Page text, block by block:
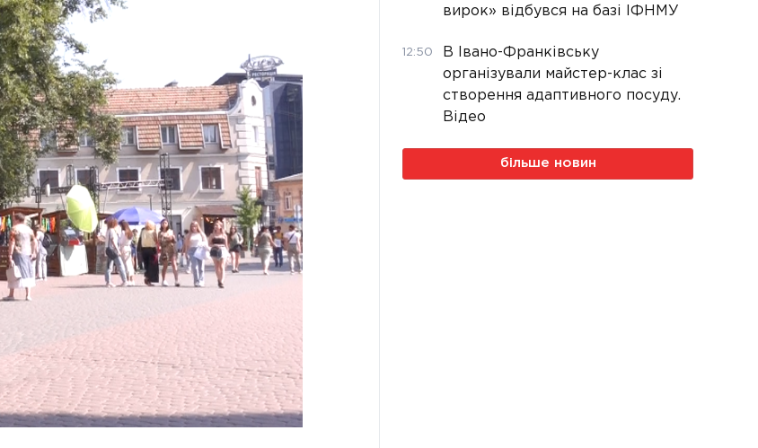
вирок» відбувся на базі ІФНМУ
12:50
В Івано-Франківську
організували майстер-клас зі
створення адаптивного посуду.
Відео
більше новин